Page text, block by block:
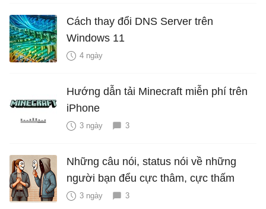
Cách thay đổi DNS Server trên
Windows 11
4 ngày
Hướng dẫn tải Minecraft miễn phí trên
iPhone
3 ngày 3
Những câu nói, status nói về những
người bạn đểu cực thâm, cực thấm
3 ngày 3